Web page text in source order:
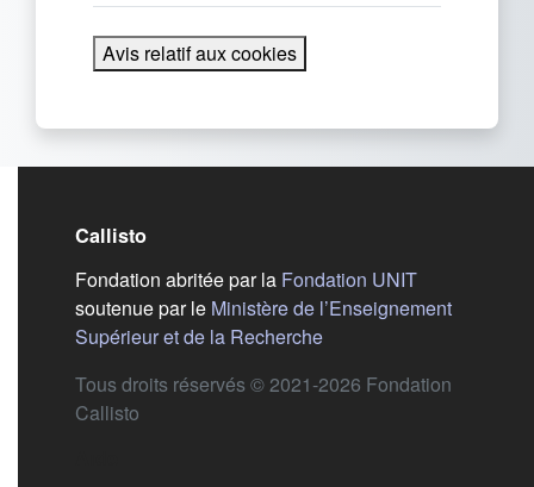
Avis relatif aux cookies
Callisto
Fondation abritée par la Fondation UNIT(s'ouvre
soutenue par le Ministère de l’Enseignement
Supérieur et de la Recherche(s'ouvre dans un nouvel
Tous droits réservés © 2021-2026 Fondation
Callisto